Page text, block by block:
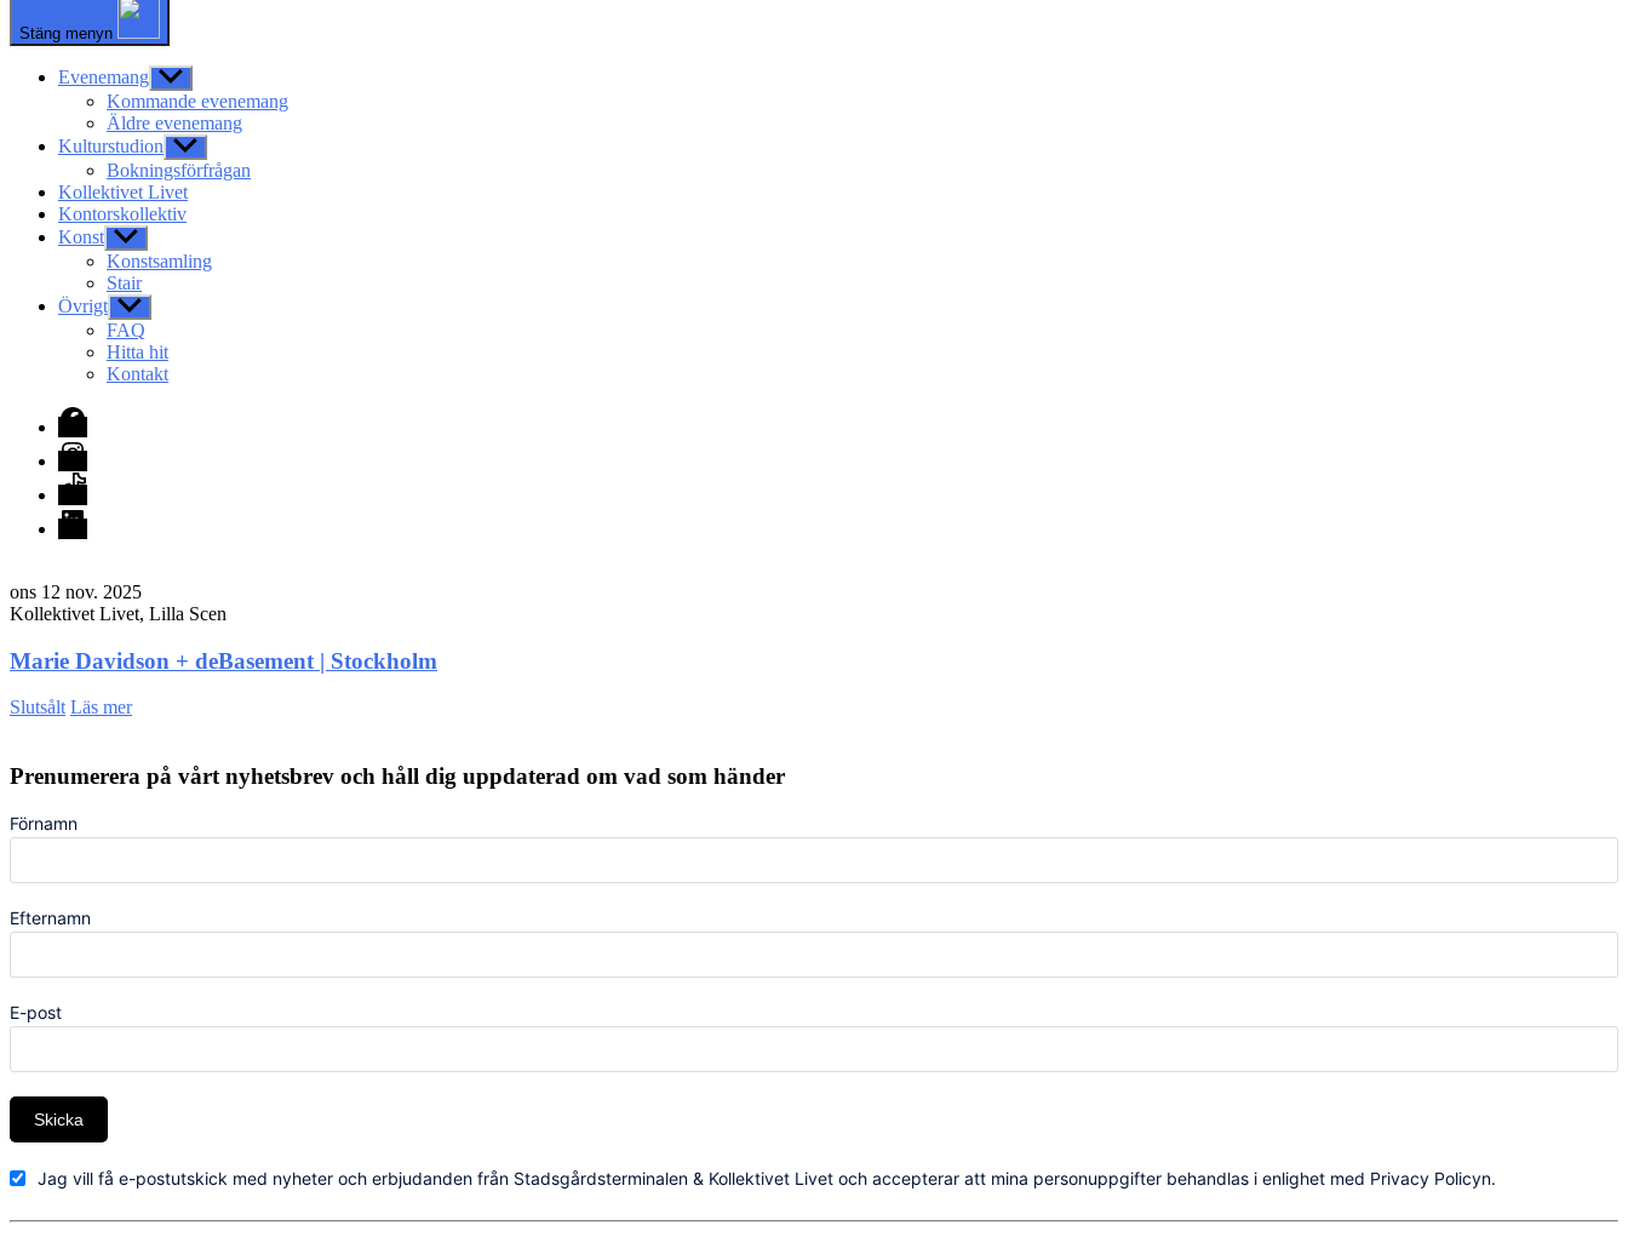
Stäng menyn
Evenemang Visa
undermeny
Kommande evenemang
Äldre evenemang
Kulturstudion Visa
undermeny
Bokningsförfrågan
Kollektivet Livet
Kontorskollektiv
Konst Visa
undermeny
Konstsamling
Stair
Övrigt Visa
undermeny
FAQ
Hitta hit
Kontakt
Facebook
Instagram
TikTok
LinkedIn
ons 12 nov. 2025
Kollektivet Livet, Lilla Scen
Marie Davidson + deBasement | Stockholm
Slutsålt Läs mer
Prenumerera på vårt nyhetsbrev och håll dig uppdaterad om vad som händer
Förnamn
Efternamn
E-post
Skicka
Jag vill få e-postutskick med nyheter och erbjudanden från Stadsgårdsterminalen & Kollektivet Livet och accepterar att mina personuppgifter behandlas i enlighet med Privacy Policyn.